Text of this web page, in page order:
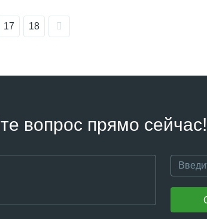
17 18
вопрос прямо сейчас!